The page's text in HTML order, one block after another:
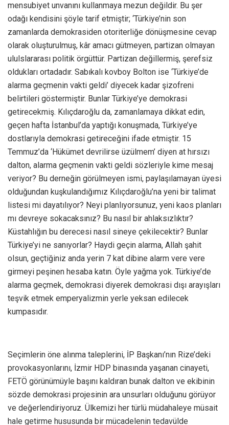
mensubiyet unvanını kullanmaya mezun değildir. Bu şer
odağı kendisini şöyle tarif etmiştir; ‘Türkiye’nin son
zamanlarda demokrasiden otoriterliğe dönüşmesine cevap
olarak oluşturulmuş, kâr amacı gütmeyen, partizan olmayan
ululslararası politik örgüttür. Partizan değillermiş, şerefsiz
oldukları ortadadır. Sabıkalı kovboy Bolton ise ‘Türkiye’de
alarma geçmenin vakti geldi’ diyecek kadar şizofreni
belirtileri göstermiştir. Bunlar Türkiye’ye demokrasi
getirecekmiş. Kılıçdaroğlu da, zamanlamaya dikkat edin,
geçen hafta İstanbul’da yaptığı konuşmada, Türkiye’ye
dostlarıyla demokrasi getireceğini ifade etmiştir. 15
Temmuz’da ‘Hükümet devrilirse üzülmem’ diyen at hırsızı
dalton, alarma geçmenin vakti geldi sözleriyle kime mesaj
veriyor? Bu derneğin görülmeyen ismi, paylaşılamayan üyesi
olduğundan kuşkulandığımız Kılıçdaroğlu’na yeni bir talimat
listesi mi dayatılıyor? Neyi planlıyorsunuz, yeni kaos planları
mı devreye sokacaksınız? Bu nasıl bir ahlaksızlıktır?
Küstahlığın bu derecesi nasıl sineye çekilecektir? Bunlar
Türkiye’yi ne sanıyorlar? Haydi geçin alarma, Allah şahit
olsun, geçtiğiniz anda yerin 7 kat dibine alarm vere vere
girmeyi peşinen hesaba katın. Öyle yağma yok. Türkiye’de
alarma geçmek, demokrasi diyerek demokrasi dışı arayışları
teşvik etmek emperyalizmin yerle yeksan edilecek
kumpasıdır.
Seçimlerin öne alınma taleplerini, İP Başkanı’nın Rize’deki
provokasyonlarını, İzmir HDP binasında yaşanan cinayeti,
FETÖ görünümüyle başını kaldıran bunak dalton ve ekibinin
sözde demokrasi projesinin ara unsurları olduğunu görüyor
ve değerlendiriyoruz. Ülkemizi her türlü müdahaleye müsait
hale getirme hususunda bir mücadelenin tedavülde